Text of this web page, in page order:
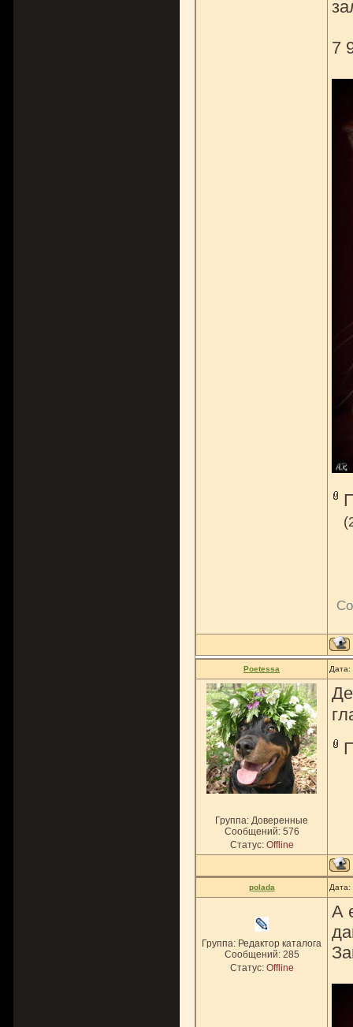
7
Poetessa
Группа: Доверенные
Сообщений: 576
Статус: Offline
polada
Группа: Редактор каталога
Сообщений: 285
Статус: Offline
А